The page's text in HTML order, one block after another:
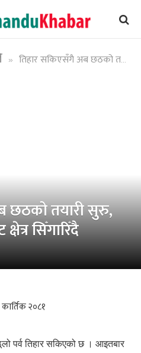
» तिहार सकिएसँगै अब छठको तयारी सुरु, गुहेश्वरीदेखि गौरीघाट क्षेत्र सिँगारिँदै
छठको तयारी सुरु,
सिँगारिँदै
२०८१
पर्व तिहार सकिएको छ । आइतबार